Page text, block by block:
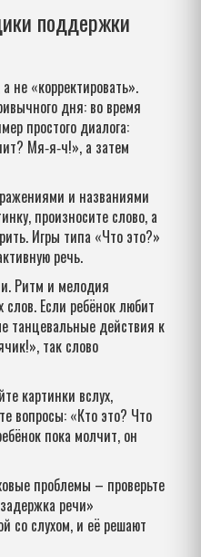
поддержки
не «корректировать».
дня: во время
простого диалога:
Мя‑я‑ч!», а затем
и названиями
произносите слово, а
Игры типа «Что это?»
речь.
Ритм и мелодия
Если ребёнок любит
танцевальные действия к
так слово
картинки вслух,
вопросы: «Кто это? Что
пока молчит, он
проблемы – проверьте
речи»
со слухом, и её решают